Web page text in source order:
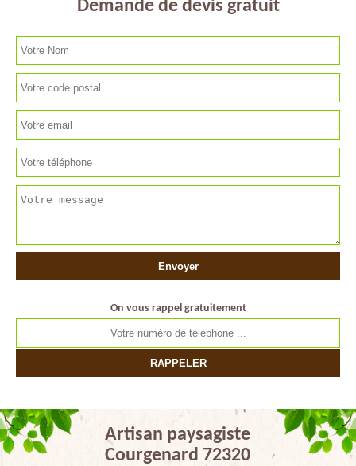
Demande de devis gratuit
On vous rappel gratuitement
Artisan paysagiste
Courgenard 72320